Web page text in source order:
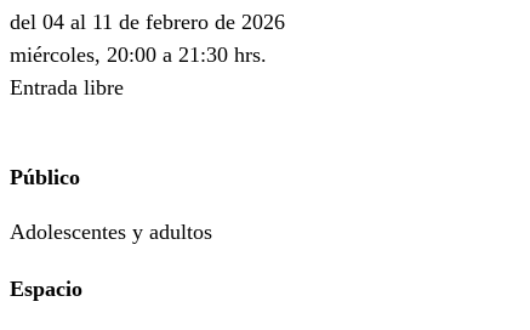
del 04 al 11 de febrero de 2026
miércoles, 20:00 a 21:30 hrs.
Entrada libre
Público
Adolescentes y adultos
Espacio